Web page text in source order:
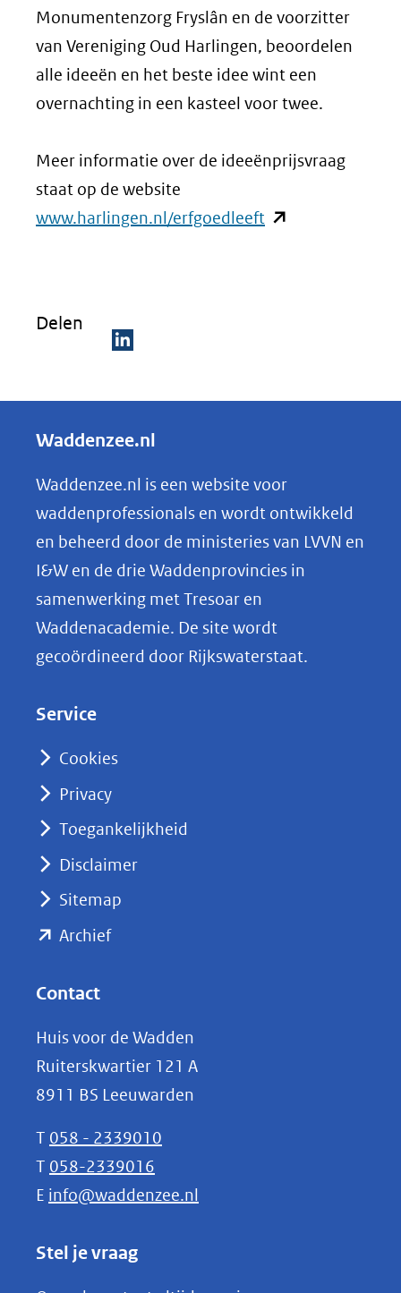
Monumentenzorg Fryslân en de voorzitter
van Vereniging Oud Harlingen, beoordelen
alle ideeën en het beste idee wint een
overnachting in een kasteel voor twee.
Meer informatie over de ideeënprijsvraag
staat op de website
www.harlingen.nl/erfgoedleeft (opent
Delen
e
e
n
o
p
k
e
nieuw
naar
Waddenzee.nl
Waddenzee.nl is een website voor
waddenprofessionals en wordt ontwikkeld
en beheerd door de ministeries van LVVN en
I&W en de drie Waddenprovincies in
samenwerking met Tresoar en
Waddenacademie. De site wordt
gecoördineerd door Rijkswaterstaat.
Service
Cookies
Privacy
Toegankelijkheid
Disclaimer
Sitemap
Archief(opent
(verwijst
naar
een
andere
website)
Contact
Huis voor de Wadden
Ruiterskwartier 121 A
8911 BS Leeuwarden
T 058 - 2339010
T 058-2339016
E info@waddenzee.nl
Stel je vraag